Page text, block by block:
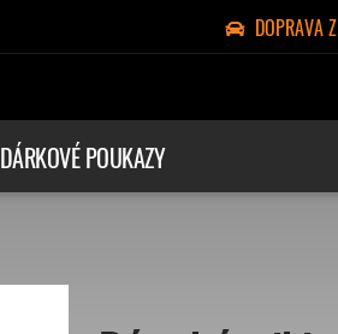
DOPRAVA
DÁRKOVÉ POUKAZY